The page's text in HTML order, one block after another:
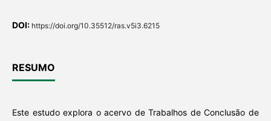
DOI: https://doi.org/10.35512/ras.v5i3.6215
RESUMO
Este estudo explora o acervo de Trabalhos de Conclusão de